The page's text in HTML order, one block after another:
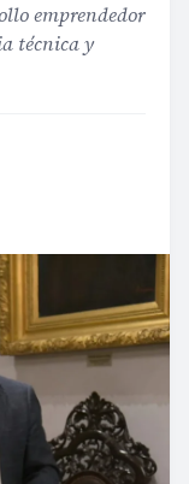
emprendedor
técnica y